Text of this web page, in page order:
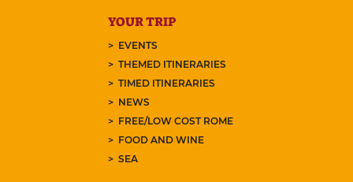
YOUR TRIP
EVENTS
THEMED ITINERARIES
TIMED ITINERARIES
NEWS
FREE/LOW COST ROME
FOOD AND WINE
SEA